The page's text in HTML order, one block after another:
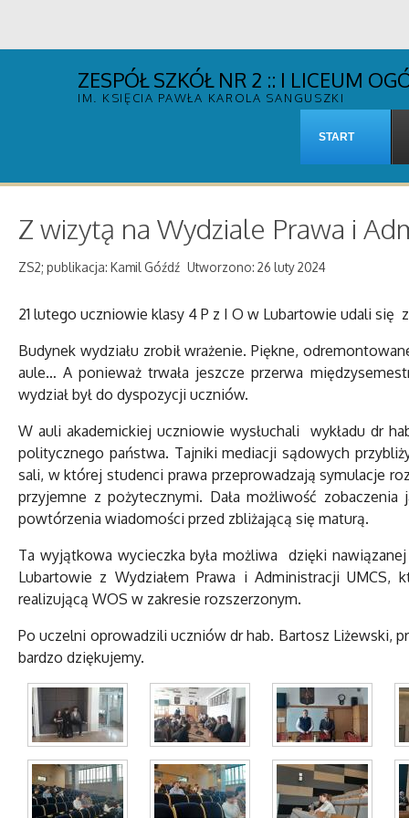
ZESPÓŁ SZKÓŁ NR 2 :: I LICEUM
IM. KSIĘCIA PAWŁA KAROLA SANGUSZKI
START
Z wizytą na Wydziale Prawa i
ZS2; publikacja: Kamil Góźdź Utworzono: 26 luty 2024
21 lutego uczniowie klasy 4 P z I O w Lubartowie udali się
Budynek wydziału zrobił wrażenie. Piękne,
aule… A ponieważ trwała jeszcze przerwa
wydział był do dyspozycji uczniów.
W auli akademickiej uczniowie wysłuchali wykładu dr
politycznego państwa. Tajniki mediacji sądowych
sali, w której studenci prawa przeprowadzają symulacje
przyjemne z pożytecznymi. Dała możliwość
powtórzenia wiadomości przed zbliżającą się maturą.
Ta wyjątkowa wycieczka była możliwa dzięki
Lubartowie z Wydziałem Prawa i Administracji
realizującą WOS w zakresie rozszerzonym.
Po uczelni oprowadzili uczniów dr hab. Bartosz Liżewski,
bardzo dziękujemy.